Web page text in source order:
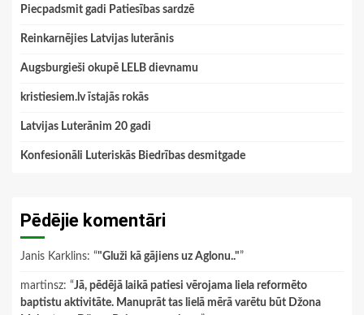
Piecpadsmit gadi Patiesības sardzē
Reinkarnējies Latvijas luterānis
Augsburgieši okupē LELB dievnamu
kristiesiem.lv īstajās rokās
Latvijas Luterānim 20 gadi
Konfesionāli Luteriskās Biedrības desmitgade
Pēdējie komentāri
Janis Karklins: “"Gluži kā gājiens uz Aglonu.."”
martinsz: “Jā, pēdējā laikā patiesi vērojama liela reformēto
baptistu aktivitāte. Manuprāt tas lielā mērā varētu būt Džona